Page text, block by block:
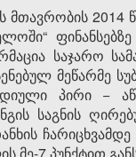
მთავრობის
საჯარო
პირი −
საგნის